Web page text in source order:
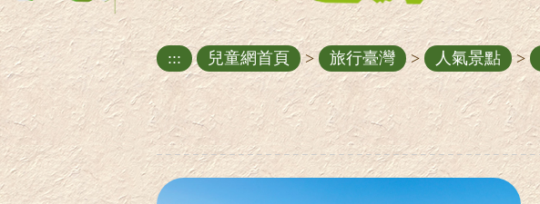
::: 兒童網首頁 > 旅行臺灣 > 人氣景點 >